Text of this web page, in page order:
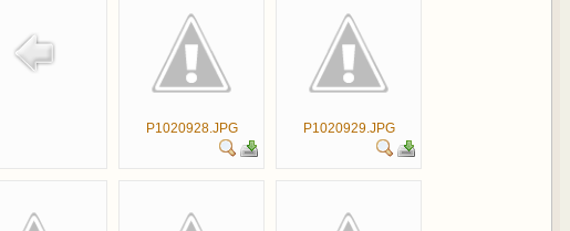
P1020928.JPG P1020929.JPG